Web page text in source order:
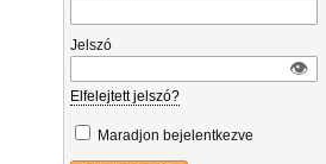
Jelszó
👁︎
Elfelejtett jelszó?
Maradjon bejelentkezve